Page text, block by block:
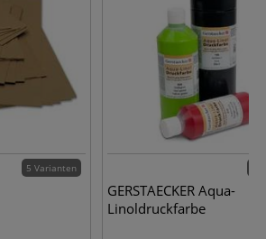
5 Varianten
GERSTAECKER Aqua-
Linoldruckfarbe